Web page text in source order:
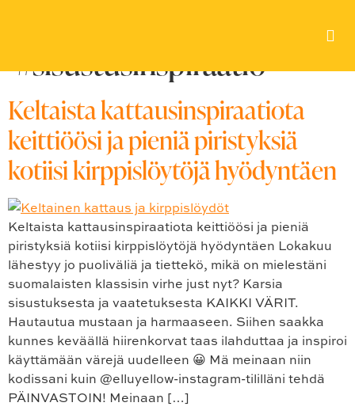
#sisustusinspiraatio
Keltaista kattausinspiraatiota
keittiöösi ja pieniä piristyksiä
kotiisi kirppislöytöjä hyödyntäen
Keltaista kattausinspiraatiota keittiöösi ja pieniä
piristyksiä kotiisi kirppislöytöjä hyödyntäen Lokakuu
lähestyy jo puoliväliä ja tiettekö, mikä on mielestäni
suomalaisten klassisin virhe just nyt? Karsia
sisustuksesta ja vaatetuksesta KAIKKI VÄRIT.
Hautautua mustaan ja harmaaseen. Siihen saakka
kunnes keväällä hiirenkorvat taas ilahduttaa ja inspiroi
käyttämään värejä uudelleen 😀 Mä meinaan niin
kodissani kuin @elluyellow-instagram-tililläni tehdä
PÄINVASTOIN! Meinaan […]